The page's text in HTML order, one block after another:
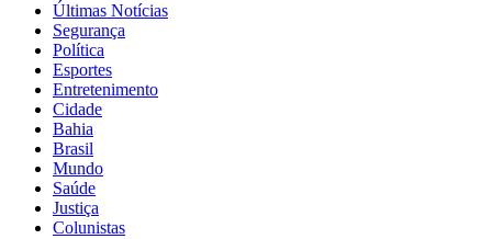
Últimas Notícias
Segurança
Política
Esportes
Entretenimento
Cidade
Bahia
Brasil
Mundo
Saúde
Justiça
Colunistas